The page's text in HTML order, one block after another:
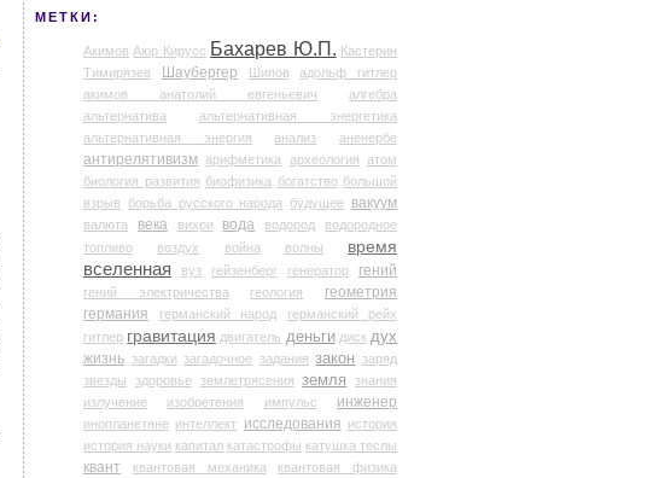
МЕТКИ:
Акимов Аюр Кирусс Бахарев Ю.П. Кастерин
Тимирязев
Шаубергер Шипов
адольф гитлер
акимов анатолий евгеньевич
алгебра
альтернатива
альтернативная энергетика
альтернативная энергия
анализ аненербе
антирелятивизм арифметика археология атом
биология развития биофизика богатство большой
взрыв
борьба русского народа будущее вакуум
валюта века вихри вода водород
водородное
топливо
воздух война волны
время
вселенная
вуз гейзенберг генератор гений
гений электричества геология
геометрия
германия
германский народ
германский рейх
гитлер гравитация двигатель деньги диск дух
жизнь загадки загадочное задания закон заряд
звезды
здоровье землетрясения земля
знания
излучение
изобретения импульс инженер
инопланетяне интеллект исследования история
история науки капитал катастрофы катушка теслы
квант квантовая механика квантовая физика